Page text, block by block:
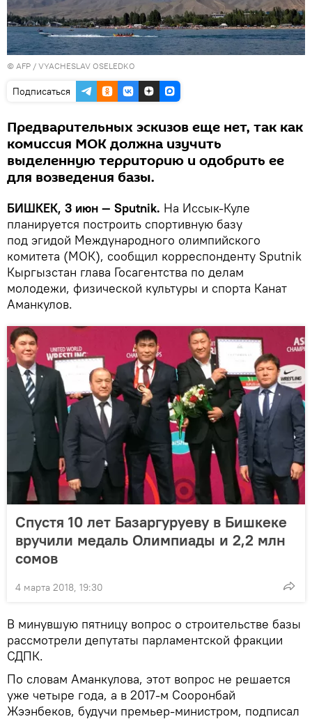
© AFP / VYACHESLAV OSELEDKO
Подписаться
Предварительных эскизов еще нет, так как
комиссия МОК должна изучить
выделенную территорию и одобрить ее
для возведения базы.
БИШКЕК, 3 июн — Sputnik. На Иссык-Куле
планируется построить спортивную базу
под эгидой Международного олимпийского
комитета (МОК), сообщил корреспонденту Sputnik
Кыргызстан глава Госагентства по делам
молодежи, физической культуры и спорта Канат
Аманкулов.
Спустя 10 лет Базаргуруеву в Бишкеке
вручили медаль Олимпиады и 2,2 млн
сомов
4 марта 2018, 19:30
В минувшую пятницу вопрос о строительстве базы
рассмотрели депутаты парламентской фракции
СДПК.
По словам Аманкулова, этот вопрос не решается
уже четыре года, а в 2017-м Сооронбай
Жээнбеков, будучи премьер-министром, подписал